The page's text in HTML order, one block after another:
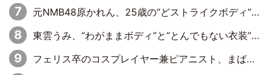
元NMB48原かれん、25歳の“どストライクボディ”をバリで解禁 169cmモデル体形で挑む初の本格グラビア
東雲うみ、“わがままボディ”と“とんでもない衣装”で誘惑「パーフェクトなスタイル」「くびれがステキ」「やみつきになるボディ」
フェリス卒のコスプレイヤー兼ピアニスト、まばゆいばかりのグラビアショット